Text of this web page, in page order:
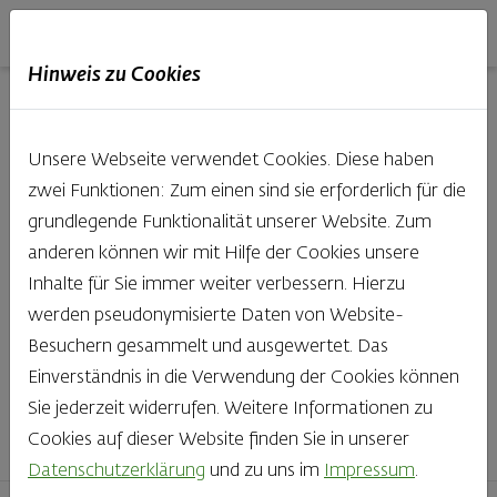
Backstube entdecken
Was gibt es Schöneres, als bei Brot & Gebäck die Qual
der Wahl zu haben? Noch dazu, wenn so großer Wert
auf den kleinen, feinen Unterschied gelegt wird, wie bei
Haubis. Beste Zutaten und Handwerk, das seinen
Namen auch verdient – das schmeckt man einfach!
Finden Sie Ihr Lieblingsprodukt
Hinweis zu Cookies
Unsere Webseite verwendet Cookies. Diese haben
zwei Funktionen: Zum einen sind sie erforderlich für die
grundlegende Funktionalität unserer Website. Zum
anderen können wir mit Hilfe der Cookies unsere
Inhalte für Sie immer weiter verbessern. Hierzu
werden pseudonymisierte Daten von Website-
Besuchern gesammelt und ausgewertet. Das
Einverständnis in die Verwendung der Cookies können
Sie jederzeit widerrufen. Weitere Informationen zu
Cookies auf dieser Website finden Sie in unserer
Datenschutzerklärung und zu uns im Impressum.